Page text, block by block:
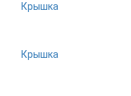
Крышка
Крышка